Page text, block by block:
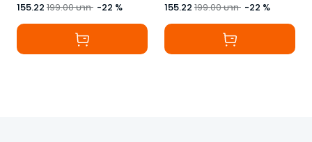
155.22 199.00บาท -22 % 155.22 199.00บาท -22 %